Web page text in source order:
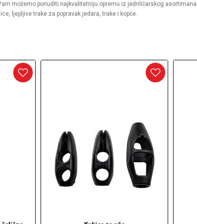
i dodaci
možemo ponuditi najkvalitetniju opremu iz jedriličarskog
ljepljive trake za popravak jedara, trake i kopče.